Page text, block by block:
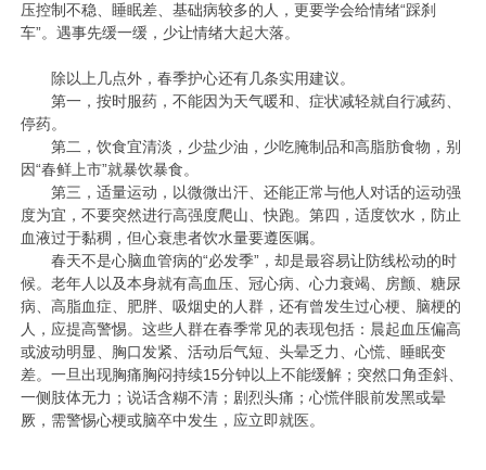
压控制不稳、睡眠差、基础病较多的人，更要学会给情绪“踩刹
车”。遇事先缓一缓，少让情绪大起大落。
除以上几点外，春季护心还有几条实用建议。
第一，按时服药，不能因为天气暖和、症状减轻就自行减药、
停药。
第二，饮食宜清淡，少盐少油，少吃腌制品和高脂肪食物，别
因“春鲜上市”就暴饮暴食。
第三，适量运动，以微微出汗、还能正常与他人对话的运动强
度为宜，不要突然进行高强度爬山、快跑。第四，适度饮水，防止
血液过于黏稠，但心衰患者饮水量要遵医嘱。
春天不是心脑血管病的“必发季”，却是最容易让防线松动的时
候。老年人以及本身就有高血压、冠心病、心力衰竭、房颤、糖尿
病、高脂血症、肥胖、吸烟史的人群，还有曾发生过心梗、脑梗的
人，应提高警惕。这些人群在春季常见的表现包括：晨起血压偏高
或波动明显、胸口发紧、活动后气短、头晕乏力、心慌、睡眠变
差。一旦出现胸痛胸闷持续15分钟以上不能缓解；突然口角歪斜、
一侧肢体无力；说话含糊不清；剧烈头痛；心慌伴眼前发黑或晕
厥，需警惕心梗或脑卒中发生，应立即就医。